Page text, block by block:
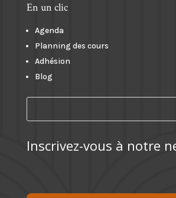
En un clic
Agenda
Planning des cours
Adhésion
Blog
Inscrivez-vous à notre